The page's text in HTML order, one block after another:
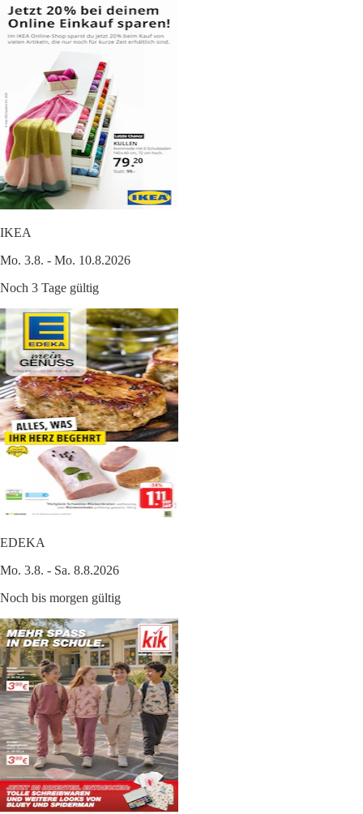
IKEA
Mo. 3.8. - Mo. 10.8.2026
Noch 3 Tage gültig
EDEKA
Mo. 3.8. - Sa. 8.8.2026
Noch bis morgen gültig